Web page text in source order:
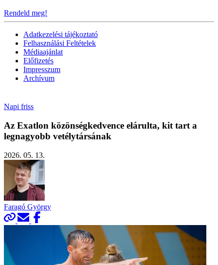
Rendeld meg!
Adatkezelési tájékoztató
Felhasználási Feltételek
Médiaajánlat
Előfizetés
Impresszum
Archívum
Napi friss
Az Exatlon közönségkedvence elárulta, kit tart a
legnagyobb vetélytársának
2026. 05. 13.
Faragó György